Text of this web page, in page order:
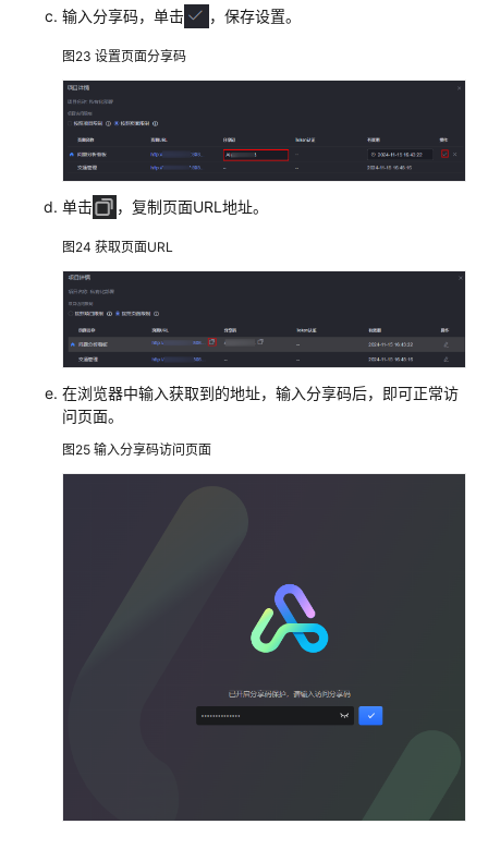
输入分享码，单击 ，保存设置。
图23 设置页面分享码
单击 ，复制页面URL地址。
图24 获取页面URL
在浏览器中输入获取到的地址，输入分享码后，即可正常访
问页面。
图25 输入分享码访问页面